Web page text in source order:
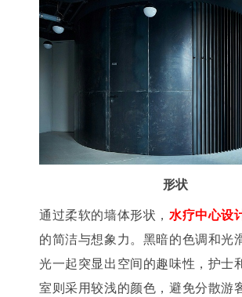
形状
通过柔软的墙体形状， 水疗中心设
的简洁与想象力。黑暗的色调和光
光一起突显出空间的趣味性，护士
室则采用较浅的颜色，避免分散游